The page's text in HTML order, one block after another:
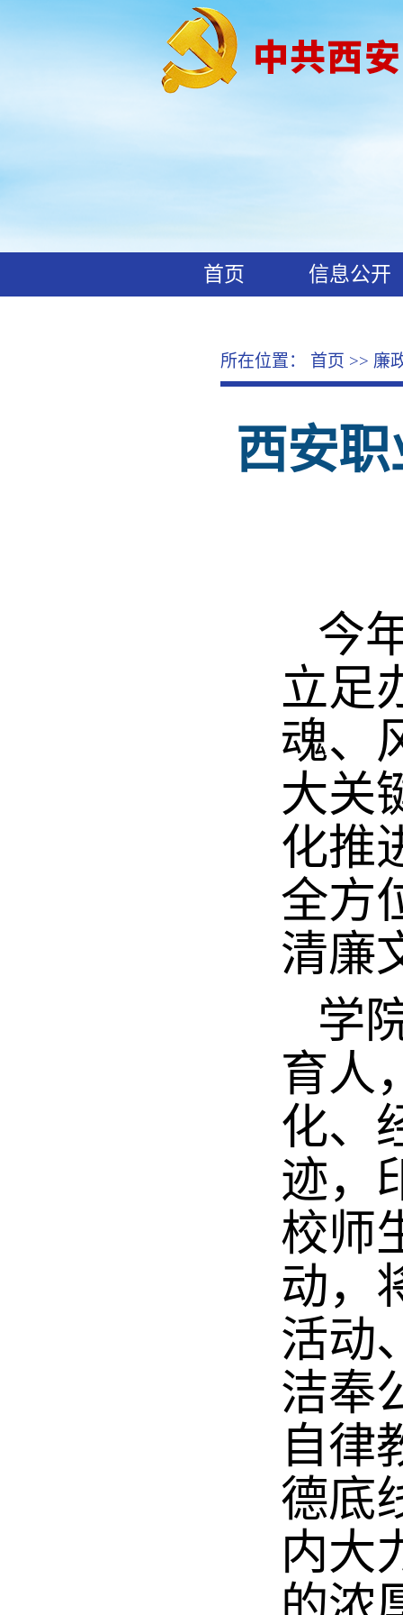
首页
信息公开
所在位置： 首页 >> 廉
西安
今
立足
魂、
大关
化推
全方
清廉
学
育人
化、
迹，
校师
动，
活动
洁奉
自律
德底
内大